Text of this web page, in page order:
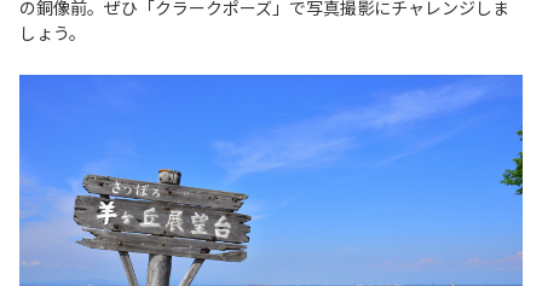
の銅像前。ぜひ「クラークポーズ」で写真撮影にチャレンジしま
しょう。